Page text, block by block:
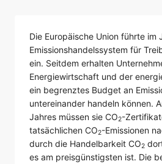
Die Europäische Union führte im
Emissionshandelssystem für
ein. Seitdem erhalten
Energiewirtschaft und der
ein begrenztes Budget an
untereinander handeln können.
Jahres müssen sie CO2-
tatsächlichen CO2-Emissionen
durch die Handelbarkeit CO2
es am preisgünstigsten ist. Die